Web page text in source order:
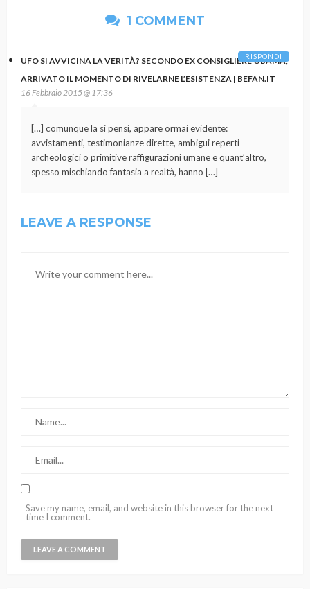
1 COMMENT
UFO SI AVVICINA LA VERITÀ? SECONDO EX CONSIGLIERE OBAMA,
ARRIVATO IL MOMENTO DI RIVELARNE L’ESISTENZA | BEFAN.IT
16 Febbraio 2015 @ 17:36
[…] comunque la si pensi, appare ormai evidente:
avvistamenti, testimonianze dirette, ambigui reperti
archeologici o primitive raffigurazioni umane e quant’altro,
spesso mischiando fantasia a realtà, hanno […]
RISPONDI
LEAVE A RESPONSE
Save my name, email, and website in this browser for the next
time I comment.